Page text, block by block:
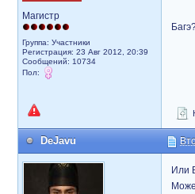
Магистр
Группа: Участники
Регистрация: 23 Авг 2012, 20:39
Сообщений: 10734
Пол:
DeJavu
Или